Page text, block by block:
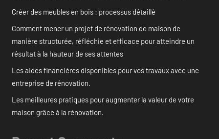
Créer des meubles en bois : processus détaillé
Comment mener un projet de rénovation de maison de
manière structurée, réfléchie et efficace pour atteindre un
résultat à la hauteur de ses attentes
Les aides financières disponibles pour vos travaux avec une
entreprise de rénovation.
Les meilleures pratiques pour augmenter la valeur de votre
maison grâce à la rénovation.